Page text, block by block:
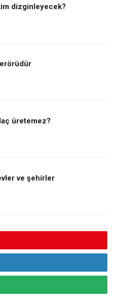
dizginleyecek?
üretemez?
ve şehirler